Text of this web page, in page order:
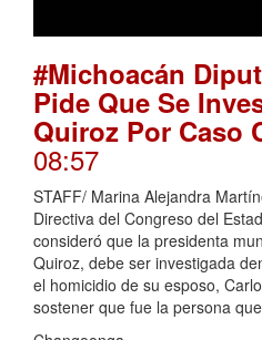
#Michoacán
Pide Que Se
Quiroz Por Caso
08:57
STAFF/ Marina Alejandra
Directiva del Congreso del
consideró que la presidenta
Quiroz, debe ser investigada
el homicidio de su esposo,
sostener que fue la persona